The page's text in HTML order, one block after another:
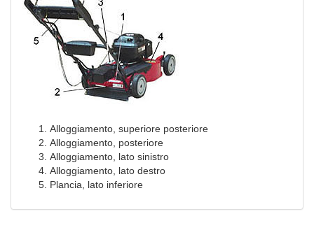
Alloggiamento, superiore posteriore
Alloggiamento, posteriore
Alloggiamento, lato sinistro
Alloggiamento, lato destro
Plancia, lato inferiore